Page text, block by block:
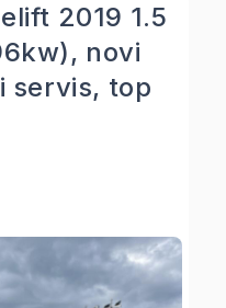
2019 1.5
novi
servis, top